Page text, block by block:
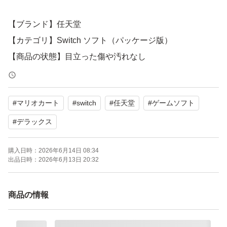
【ブランド】任天堂
【カテゴリ】Switch ソフト（パッケージ版）
【商品の状態】目立った傷や汚れなし
【カラー】マルチカラー
【対応機種】Nintendo Switch
【CEROレーティング】A（全年齢対象）
よろしくお願いいたします。
#マリオカート #switch #任天堂 #ゲームソフト
#デラックス
購入日時： 2026年6月14日 08:34
出品日時： 2026年6月13日 20:32
商品の情報